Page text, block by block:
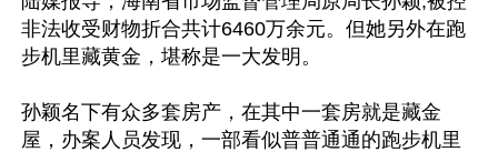
非法收受财物折合共计6460万余元。但她另外在跑
步机里藏黄金，堪称是一大发明。
孙颖名下有众多套房产，在其中一套房就是藏金
屋，办案人员发现，一部看似普普通通的跑步机里